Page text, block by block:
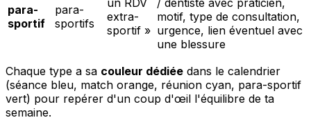
para-
sportif
para-
sportifs
extra-
sportif »
motif, type de consultation,
urgence, lien éventuel avec
une blessure
Chaque type a sa couleur dédiée dans le calendrier
(séance bleu, match orange, réunion cyan, para-sportif
vert) pour repérer d'un coup d'œil l'équilibre de ta
semaine.